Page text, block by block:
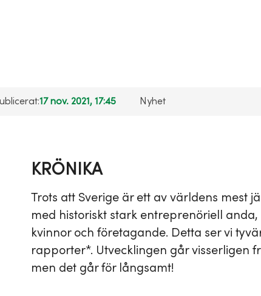
17 nov. 2021, 17:45 Nyhet
KRÖNIKA
Trots att Sverige är ett av världens mest
med historiskt stark entreprenöriell
kvinnor och företagande. Detta ser vi
rapporter*. Utvecklingen går visserligen
men det går för långsamt!